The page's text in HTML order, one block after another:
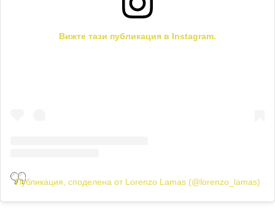
Вижте тази публикация в Instagram.
Публикация, споделена от Lorenzo Lamas (@lorenzo_lamas)